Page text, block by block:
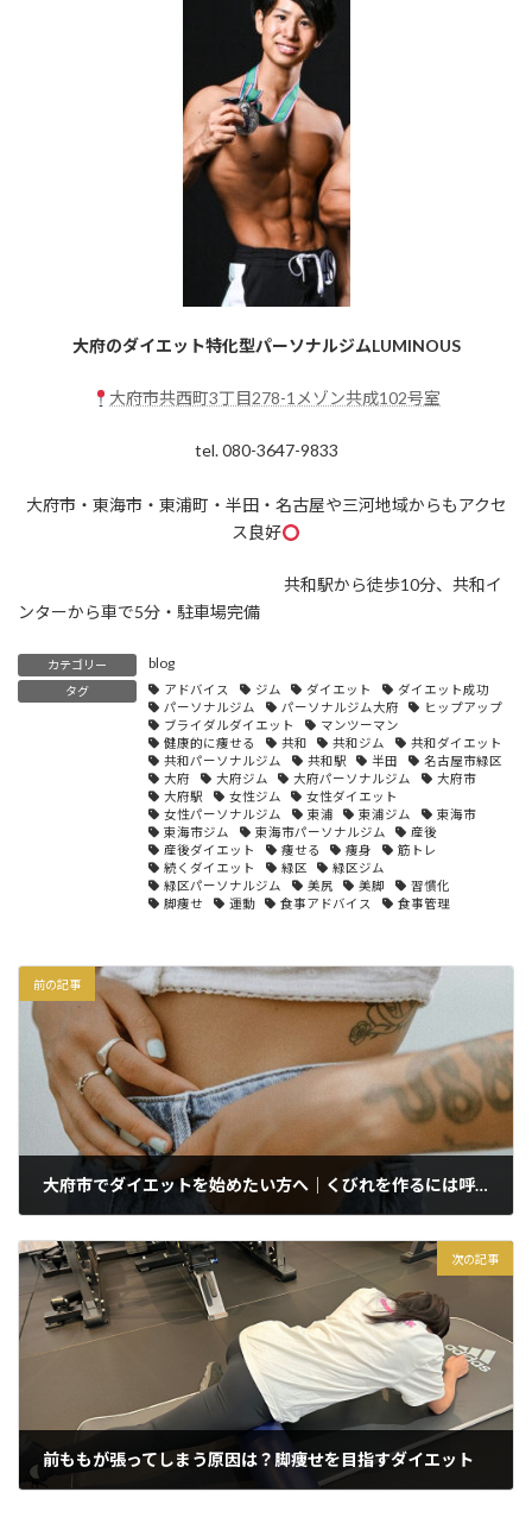
大府のダイエット特化型パーソナルジムLUMINOUS
大府市共西町3丁目278-1メゾン共成102号室
tel. 080-3647-9833
大府市・東海市・東浦町・半田・名古屋や三河地域からもアクセ
ス良好
共和駅から徒歩10分、共和イ
ンターから車で5分・駐車場完備
カテゴリー blog
タグ アドバイス ジム ダイエット
ダイエット成功
パーソナルジム
パーソナルジム大府
ヒップアップ
ブライダルダイエット
マンツーマン
健康的に痩せる
共和 共和ジム
共和ダイエット
共和パーソナルジム
共和駅 半田
名古屋市緑区
大府
大府ジム 大府パーソナルジム
大府市
大府駅
女性ジム
女性ダイエット
女性パーソナルジム
東浦 東浦ジム
東海市
東海市ジム
東海市パーソナルジム
産後
産後ダイエット
痩せる 痩身
筋トレ
続くダイエット
緑区
緑区ジム
緑区パーソナルジム
美尻 美脚
習慣化
脚痩せ
運動 食事アドバイス 食事管理
前の記事
大府市でダイエットを始めたい方へ｜くびれを作るには呼吸が大切
次の記事
前ももが張ってしまう原因は？脚痩せを目指すダイエット